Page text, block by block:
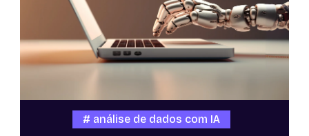
análise de dados com IA